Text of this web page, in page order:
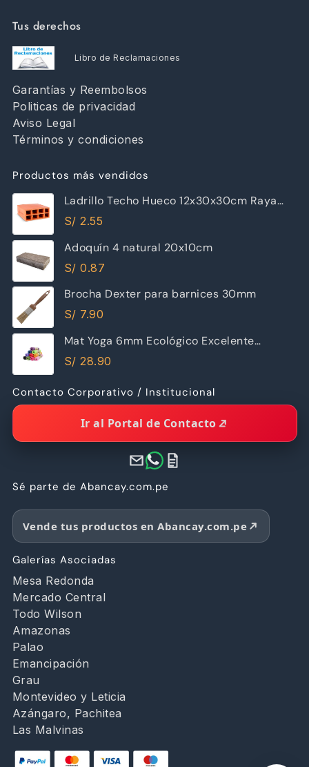
Tus derechos
Libro de Reclamaciones
Garantías y Reembolsos
Politicas de privacidad
Aviso Legal
Términos y condiciones
Productos más vendidos
Ladrillo Techo Hueco 12x30x30cm Raya
Piramide
S/ 2.55
Adoquín 4 natural 20x10cm
S/ 0.87
Brocha Dexter para barnices 30mm
S/ 7.90
Mat Yoga 6mm Ecológico Excelente
Calidad
S/ 28.90
Contacto Corporativo / Institucional
Ir al Portal de Contacto
Sé parte de Abancay.com.pe
Vende tus productos en Abancay.com.pe
Galerías Asociadas
Mesa Redonda
Mercado Central
Todo Wilson
Amazonas
Palao
Emancipación
Grau
Montevideo y Leticia
Azángaro, Pachitea
Las Malvinas